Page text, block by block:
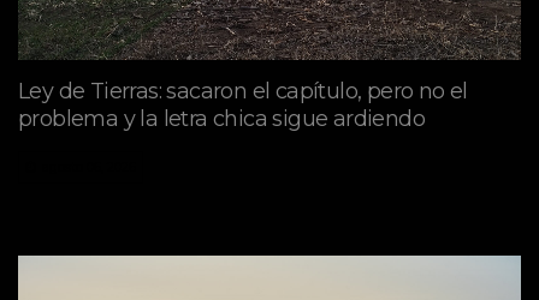
Ley de Tierras: sacaron el capítulo, pero no el
problema y la letra chica sigue ardiendo